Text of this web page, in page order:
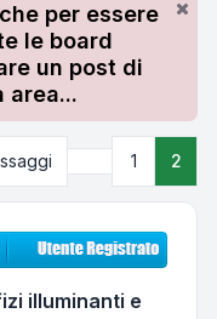
per essere
le board
un post di
area...
Precedente
1 2
illuminanti e